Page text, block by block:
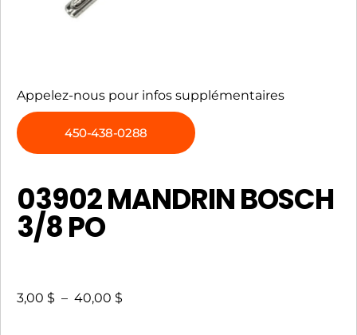
Appelez-nous pour infos supplémentaires
450-438-0288
03902 MANDRIN BOSCH
3/8 PO
3,00 $ – 40,00 $